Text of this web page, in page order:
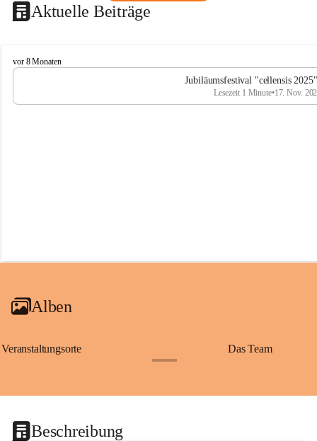
Aktuelle Beiträge
C
e
l
vor 8 Monaten
Jubiläumsfestival "cellensis
Lesezeit 1 Minute•17. Nov.
Alben
Veranstaltungsorte Das Team
Beschreibung